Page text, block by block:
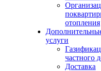
отопления
услуги
частного
Доставка